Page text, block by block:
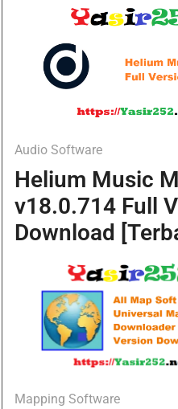
Audio Software
Helium Music
v18.0.714 Full
Download
Mapping Software